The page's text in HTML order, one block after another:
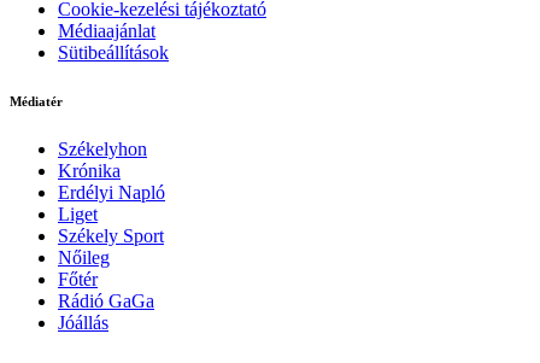
Cookie-kezelési tájékoztató
Médiaajánlat
Sütibeállítások
Médiatér
Székelyhon
Krónika
Erdélyi Napló
Liget
Székely Sport
Nőileg
Főtér
Rádió GaGa
Jóállás